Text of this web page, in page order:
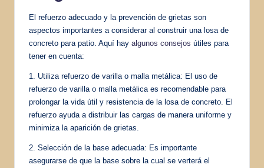
El refuerzo adecuado y la prevención de grietas son
aspectos importantes a considerar al construir una losa de
concreto para patio. Aquí hay algunos consejos útiles para
tener en cuenta:
1. Utiliza refuerzo de varilla o malla metálica: El uso de
refuerzo de varilla o malla metálica es recomendable para
prolongar la vida útil y resistencia de la losa de concreto. El
refuerzo ayuda a distribuir las cargas de manera uniforme y
minimiza la aparición de grietas.
2. Selección de la base adecuada: Es importante
asegurarse de que la base sobre la cual se verterá el